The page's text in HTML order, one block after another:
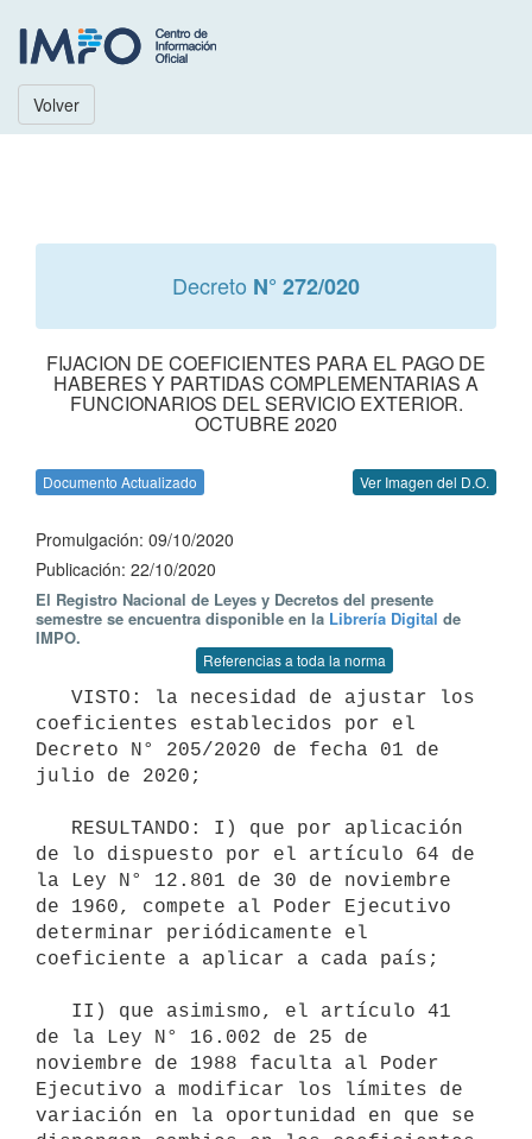
Volver
Decreto N° 272/020
FIJACION DE COEFICIENTES PARA EL PAGO DE
HABERES Y PARTIDAS COMPLEMENTARIAS A
FUNCIONARIOS DEL SERVICIO EXTERIOR.
OCTUBRE 2020
Documento Actualizado Ver Imagen del D.O.
Promulgación: 09/10/2020
Publicación: 22/10/2020
El Registro Nacional de Leyes y Decretos del presente
semestre se encuentra disponible en la Librería Digital de
IMPO.
Referencias a toda la norma
coeficientes establecidos por el
Decreto N° 205/2020 de fecha 01 de
julio de 2020;
de lo dispuesto por el artículo 64 de
la Ley N° 12.801 de 30 de noviembre
de 1960, compete al Poder Ejecutivo
determinar periódicamente el
coeficiente a aplicar a cada país;
de la Ley N° 16.002 de 25 de
noviembre de 1988 faculta al Poder
Ejecutivo a modificar los límites de
variación en la oportunidad en que se